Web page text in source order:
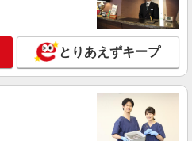
メディカルケア事業部/郡山オフィ
ースエイド）
★週払いOK（規定あり） ※給与
力による
わき市 【最寄駅】JR常磐線・磐越東
とりあえずキープ